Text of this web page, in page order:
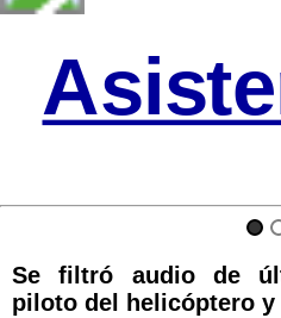
Se filtró audio de
piloto del helicóptero y